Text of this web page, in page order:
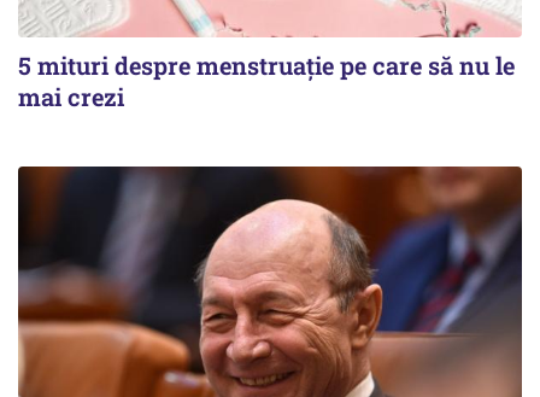
5 mituri despre menstruație pe care să nu le
mai crezi